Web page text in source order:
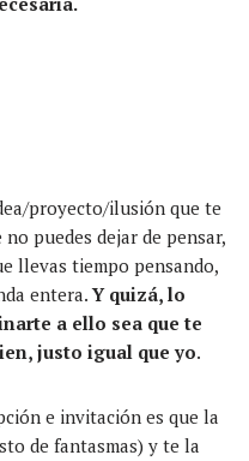
proyecto/ilusión que te
puedes dejar de pensar,
llevas tiempo pensando,
entera.Y quizá, lo
a ello sea que te
justo igual que yo.
e invitación es que la
de fantasmas) y te la